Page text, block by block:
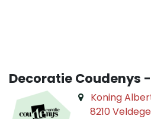
Decoratie Coudenys
Koning
8210